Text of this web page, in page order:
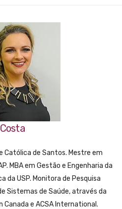
Católica de Santos. Mestre em
MBA em Gestão e Engenharia da
da USP. Monitora de Pesquisa
Sistemas de Saúde, através da
e ACSA International.